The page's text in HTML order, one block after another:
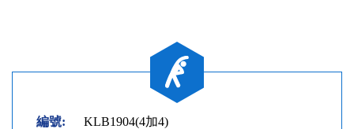
編號: KLB1904(4加4)